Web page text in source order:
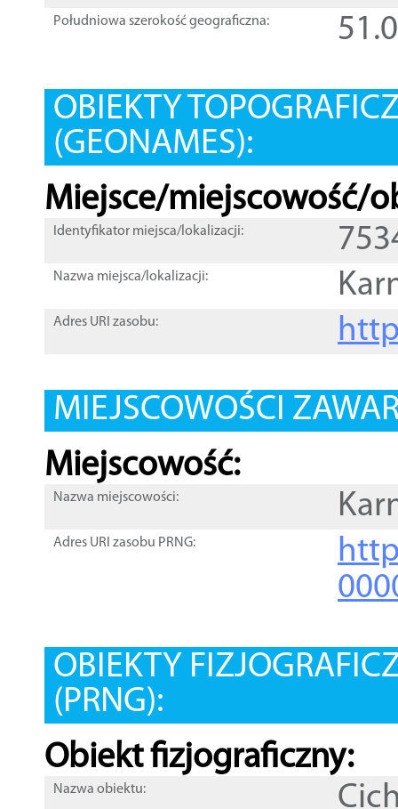
Południowa szerokość geograficzna:
OBIEKTY
(GEONAMES):
Miejsce/miejscowość/
Identyfikator miejsca/lokalizacji:
Nazwa miejsca/lokalizacji:
Adres URI zasobu:
MIEJSCOWOŚCI
Miejscowość:
Nazwa miejscowości:
Adres URI zasobu PRNG:
OBIEKTY
(PRNG):
Obiekt fizjograficzny:
Nazwa obiektu: